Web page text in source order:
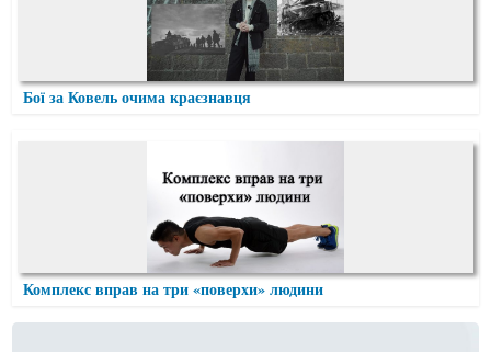
Бої за Ковель очима краєзнавця
Комплекс вправ на три «поверхи» людини